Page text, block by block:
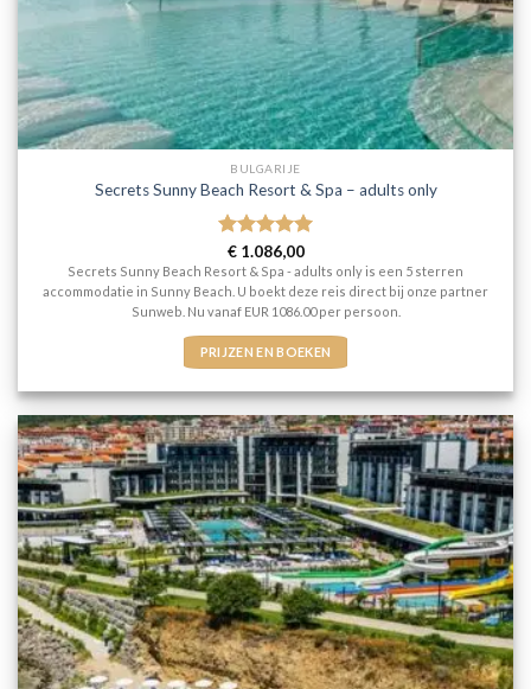
BULGARIJE
Secrets Sunny Beach Resort & Spa – adults only
Gewaardeerd
5uit 5
€1.086,00
Secrets Sunny Beach Resort & Spa - adults only is een 5 sterren
accommodatie in Sunny Beach. U boekt deze reis direct bij onze partner
Sunweb. Nu vanaf EUR 1086.00 per persoon.
PRIJZEN EN BOEKEN